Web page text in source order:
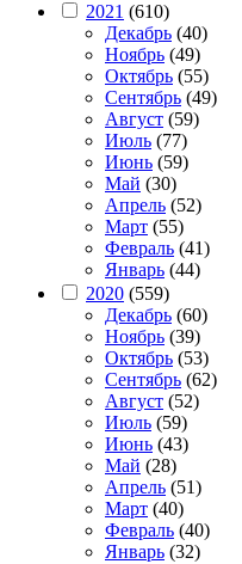
2021 (610)
Декабрь (40)
Ноябрь (49)
Октябрь (55)
Сентябрь (49)
Август (59)
Июль (77)
Июнь (59)
Май (30)
Апрель (52)
Март (55)
Февраль (41)
Январь (44)
2020 (559)
Декабрь (60)
Ноябрь (39)
Октябрь (53)
Сентябрь (62)
Август (52)
Июль (59)
Июнь (43)
Май (28)
Апрель (51)
Март (40)
Февраль (40)
Январь (32)